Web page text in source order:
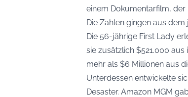
einem Dokumentarfilm, der
Die Zahlen gingen aus
Die 56-jährige First Lady
sie zusätzlich $521.000
mehr als $6 Millionen aus
Unterdessen entwickelte
Desaster. Amazon MGM